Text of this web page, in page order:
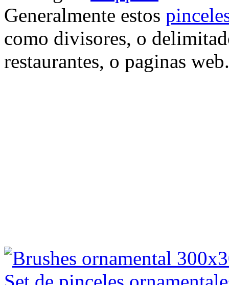
Generalmente estos
como divisores, o
restaurantes, o paginas web.